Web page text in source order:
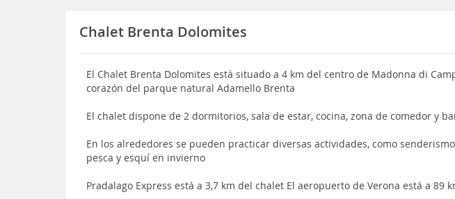
Chalet Brenta Dolomites
El Chalet Brenta Dolomites está situado a 4 km del centro de Madonna di
corazón del parque natural Adamello Brenta
El chalet dispone de 2 dormitorios, sala de estar, cocina, zona de comedor y
En los alrededores se pueden practicar diversas actividades, como
pesca y esquí en invierno
Pradalago Express está a 3,7 km del chalet El aeropuerto de Verona está a 89